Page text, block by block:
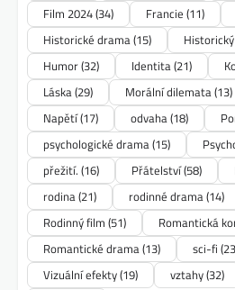
Film 2024(34) Francie (11)
Historické drama(15)
Humor(32) Identita(21)
Láska(29) Morální dilemata(13)
Napětí(17) odvaha(18)
psychologické drama(15)
přežití. (16) Přátelství(58)
rodina(21) rodinné drama(14)
Rodinný film (51) Romantická
Romantické drama(13) sci-fi
Vizuální efekty(19) vztahy(32)